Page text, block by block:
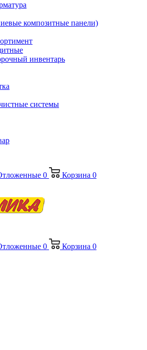
композитные панели)
инвентарь
системы
0 Корзина 0
0 Корзина 0